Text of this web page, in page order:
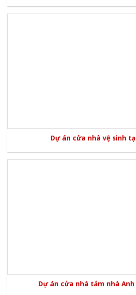
Dự án cửa nhà vệ sinh
Dự án cửa nhà tắm nhà Anh